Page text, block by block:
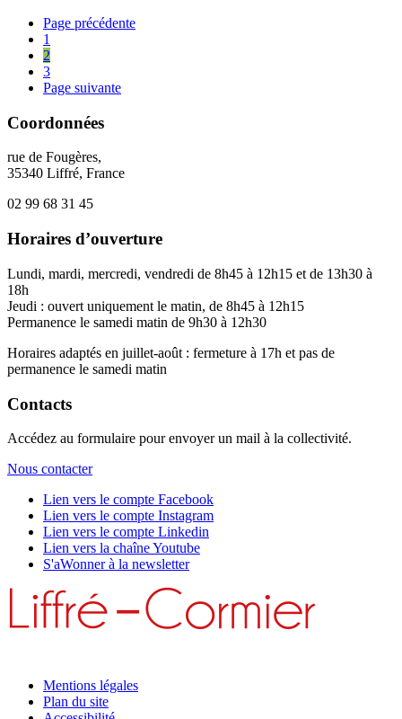
Page précédente
1
2
3
Page suivante
Coordonnées
rue de Fougères,
35340 Liffré, France
02 99 68 31 45
Horaires d’ouverture
Lundi, mardi, mercredi, vendredi de 8h45 à 12h15 et de 13h30 à
18h
Jeudi : ouvert uniquement le matin, de 8h45 à 12h15
Permanence le samedi matin de 9h30 à 12h30
Horaires adaptés en juillet-août : fermeture à 17h et pas de
permanence le samedi matin
Contacts
Accédez au formulaire pour envoyer un mail à la collectivité.
Nous contacter
Lien vers le compte Facebook
Lien vers le compte Instagram
Lien vers le compte Linkedin
Lien vers la chaîne Youtube
S'aWonner à la newsletter
Mentions légales
Plan du site